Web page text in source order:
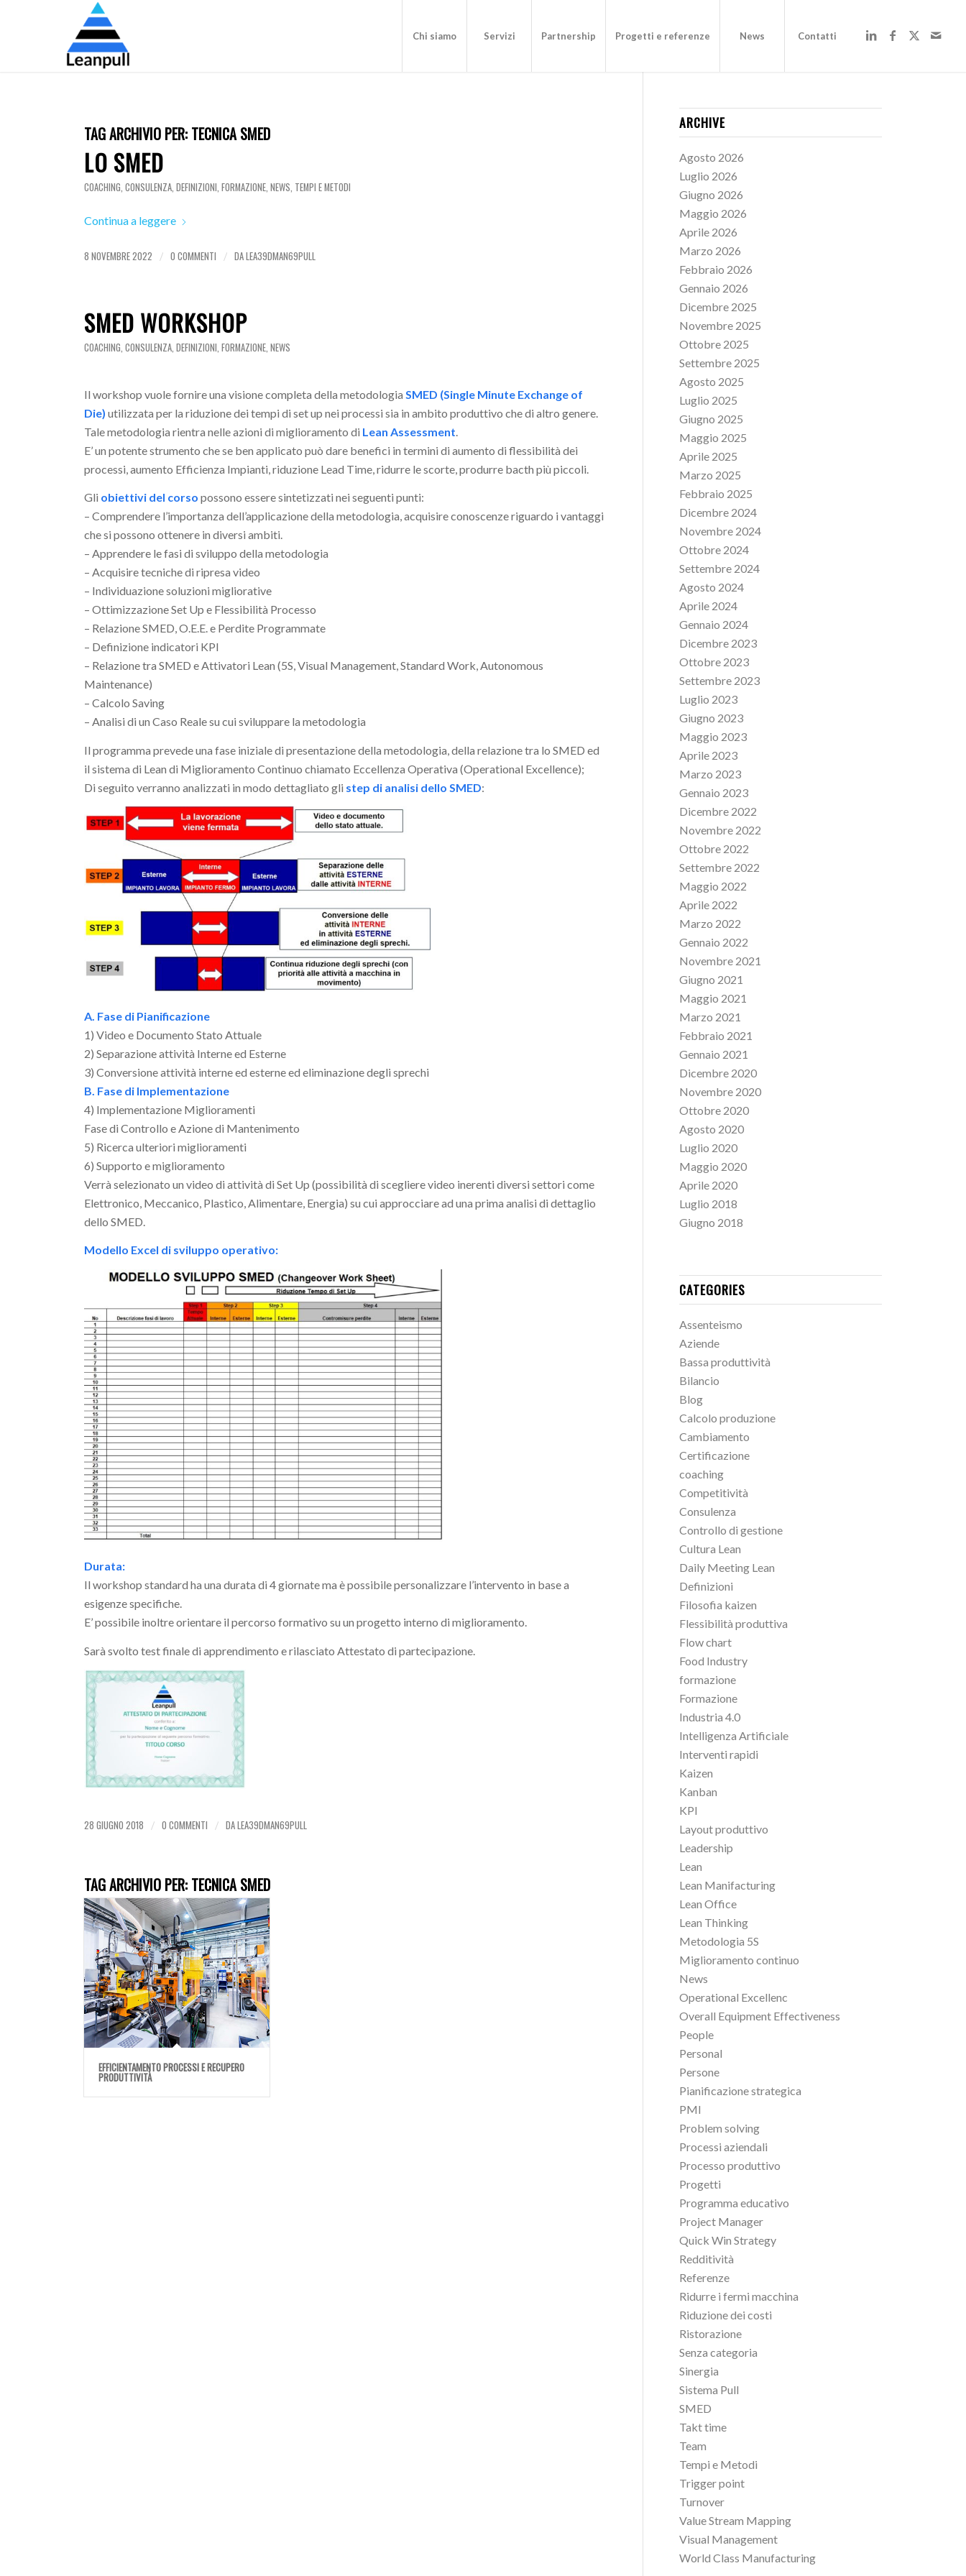
Chi siamo Servizi Partnership Progetti e referenze News Contatti
TAG ARCHIVIO PER: TECNICA SMED
LO SMED
COACHING,CONSULENZA,DEFINIZIONI,FORMAZIONE,NEWS, TEMPI E METODI
Continua a leggere
8 NOVEMBRE 2022 / 0 COMMENTI / DALEA39DMAN69PULL
SMED WORKSHOP
COACHING,CONSULENZA,DEFINIZIONI,FORMAZIONE,NEWS
Il workshop vuole fornire una visione completa della metodologia SMED (Single Minute Exchange of
Die) utilizzata per la riduzione dei tempi di set up nei processi sia in ambito produttivo che di altro genere.
Tale metodologia rientra nelle azioni di miglioramento di Lean Assessment
E’ un potente strumento che se ben applicato può dare benefici in termini di aumento di flessibilità dei
processi, aumento Efficienza Impianti, riduzione Lead Time, ridurre le scorte, produrre bacth più piccoli.
Gli obiettivi del corso possono essere sintetizzati nei seguenti punti:
– Comprendere l’importanza dell’applicazione della metodologia, acquisire conoscenze riguardo i vantaggi
che si possono ottenere in diversi ambiti.
– Apprendere le fasi di sviluppo della metodologia
– Acquisire tecniche di ripresa video
– Individuazione soluzioni migliorative
– Ottimizzazione Set Up e Flessibilità Processo
– Relazione SMED, O.E.E. e Perdite Programmate
– Definizione indicatori KPI
– Relazione tra SMED e Attivatori Lean (5S, Visual Management, Standard Work, Autonomous
Maintenance)
– Calcolo Saving
– Analisi di un Caso Reale su cui sviluppare la metodologia
Il programma prevede una fase iniziale di presentazione della metodologia, della relazione tra lo SMED ed
il sistema di Lean di Miglioramento Continuo chiamato Eccellenza Operativa (Operational Excellence);
Di seguito verranno analizzati in modo dettagliato gli step di analisi dello SMED:
A. Fase di Pianificazione
1) Video e Documento Stato Attuale
2) Separazione attività Interne ed Esterne
3) Conversione attività interne ed esterne ed eliminazione degli sprechi
B. Fase di Implementazione
4) Implementazione Miglioramenti
Fase di Controllo e Azione di Mantenimento
5) Ricerca ulteriori miglioramenti
6) Supporto e miglioramento
Verrà selezionato un video di attività di Set Up (possibilità di scegliere video inerenti diversi settori come
Elettronico, Meccanico, Plastico, Alimentare, Energia) su cui approcciare ad una prima analisi di dettaglio
dello SMED.
Modello Excel di sviluppo operativo:
Durata:
Il workshop standard ha una durata di 4 giornate ma è possibile personalizzare l’intervento in base a
esigenze specifiche.
E’ possibile inoltre orientare il percorso formativo su un progetto interno di miglioramento.
Sarà svolto test finale di apprendimento e rilasciato Attestato di partecipazione.
28 GIUGNO 2018 / 0 COMMENTI / DALEA39DMAN69PULL
TAG ARCHIVIO PER: TECNICA SMED
EFFICIENTAMENTO PROCESSI E RECUPERO
PRODUTTIVITÀ
ARCHIVE
Agosto 2026
Luglio 2026
Giugno 2026
Maggio 2026
Aprile 2026
Marzo 2026
Febbraio 2026
Gennaio 2026
Dicembre 2025
Novembre 2025
Ottobre 2025
Settembre 2025
Agosto 2025
Luglio 2025
Giugno 2025
Maggio 2025
Aprile 2025
Marzo 2025
Febbraio 2025
Dicembre 2024
Novembre 2024
Ottobre 2024
Settembre 2024
Agosto 2024
Aprile 2024
Gennaio 2024
Dicembre 2023
Ottobre 2023
Settembre 2023
Luglio 2023
Giugno 2023
Maggio 2023
Aprile 2023
Marzo 2023
Gennaio 2023
Dicembre 2022
Novembre 2022
Ottobre 2022
Settembre 2022
Maggio 2022
Aprile 2022
Marzo 2022
Gennaio 2022
Novembre 2021
Giugno 2021
Maggio 2021
Marzo 2021
Febbraio 2021
Gennaio 2021
Dicembre 2020
Novembre 2020
Ottobre 2020
Agosto 2020
Luglio 2020
Maggio 2020
Aprile 2020
Luglio 2018
Giugno 2018
CATEGORIES
Assenteismo
Aziende
Bassa produttività
Bilancio
Blog
Calcolo produzione
Cambiamento
Certificazione
coaching
Competitività
Consulenza
Controllo di gestione
Cultura Lean
Daily Meeting Lean
Definizioni
Filosofia kaizen
Flessibilità produttiva
Flow chart
Food Industry
formazione
Formazione
Industria 4.0
Intelligenza Artificiale
Interventi rapidi
Kaizen
Kanban
KPI
Layout produttivo
Leadership
Lean
Lean Manifacturing
Lean Office
Lean Thinking
Metodologia 5S
Miglioramento continuo
News
Operational Excellenc
Overall Equipment Effectiveness
People
Personal
Persone
Pianificazione strategica
PMI
Problem solving
Processi aziendali
Processo produttivo
Progetti
Programma educativo
Project Manager
Quick Win Strategy
Redditività
Referenze
Ridurre i fermi macchina
Riduzione dei costi
Ristorazione
Senza categoria
Sinergia
Sistema Pull
SMED
Takt time
Team
Tempi e Metodi
Trigger point
Turnover
Value Stream Mapping
Visual Management
World Class Manufacturing